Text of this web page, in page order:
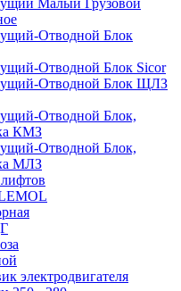
Малый Грузовой
Отводной Блок
Отводной Блок Sicor
Отводной Блок ЩЛЗ
Отводной Блок,
КМЗ
Отводной Блок,
МЛЗ
электродвигателя